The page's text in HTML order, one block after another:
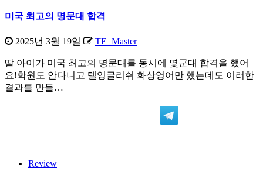
미국 최고의 명문대 합격
2025년 3월 19일 TE_Master
딸 아이가 미국 최고의 명문대를 동시에 몇군대 합격을 했어
요!학원도 안다니고 텔잉글리쉬 화상영어만 했는데도 이러한
결과를 만들…
Review